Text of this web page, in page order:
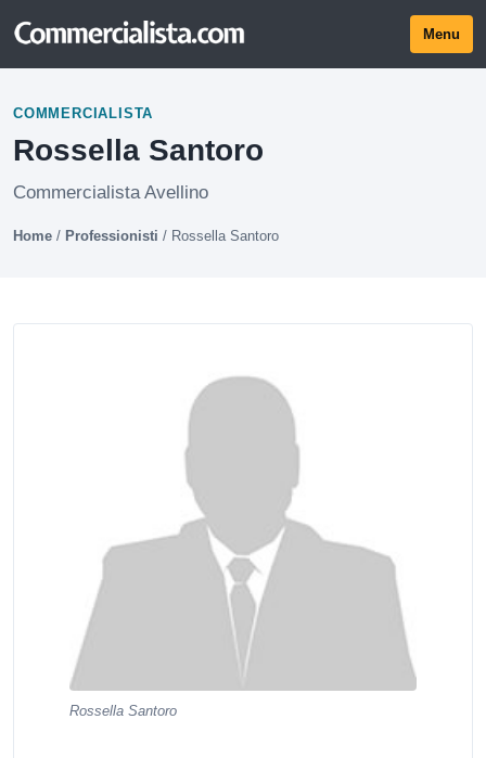
Menu
COMMERCIALISTA
Rossella Santoro
Commercialista Avellino
Home / Professionisti / Rossella Santoro
Rossella Santoro